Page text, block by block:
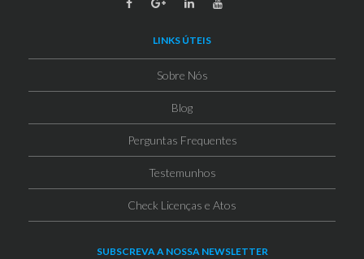
LINKS ÚTEIS
Sobre Nós
Blog
Perguntas Frequentes
Testemunhos
Check Licenças e Atos
SUBSCREVA A NOSSA NEWSLETTER